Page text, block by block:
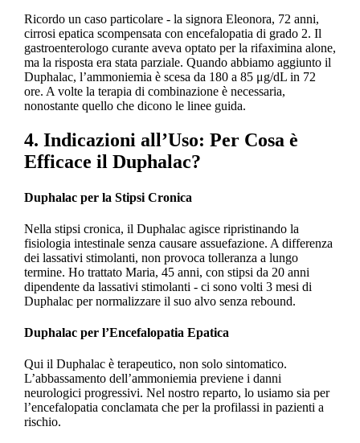
Ricordo un caso particolare - la signora Eleonora, 72 anni,
cirrosi epatica scompensata con encefalopatia di grado 2. Il
gastroenterologo curante aveva optato per la rifaximina alone,
ma la risposta era stata parziale. Quando abbiamo aggiunto il
Duphalac, l’ammoniemia è scesa da 180 a 85 μg/dL in 72
ore. A volte la terapia di combinazione è necessaria,
nonostante quello che dicono le linee guida.
4. Indicazioni all’Uso: Per Cosa è
Efficace il Duphalac?
Duphalac per la Stipsi Cronica
Nella stipsi cronica, il Duphalac agisce ripristinando la
fisiologia intestinale senza causare assuefazione. A differenza
dei lassativi stimolanti, non provoca tolleranza a lungo
termine. Ho trattato Maria, 45 anni, con stipsi da 20 anni
dipendente da lassativi stimolanti - ci sono volti 3 mesi di
Duphalac per normalizzare il suo alvo senza rebound.
Duphalac per l’Encefalopatia Epatica
Qui il Duphalac è terapeutico, non solo sintomatico.
L’abbassamento dell’ammoniemia previene i danni
neurologici progressivi. Nel nostro reparto, lo usiamo sia per
l’encefalopatia conclamata che per la profilassi in pazienti a
rischio.